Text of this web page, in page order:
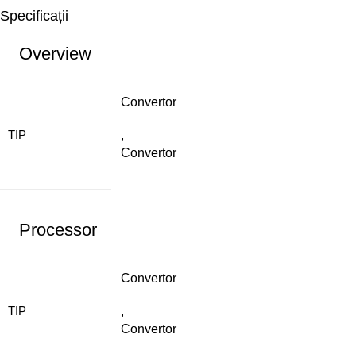
Specificații
Overview
TIP
Convertor
,
Convertor
Processor
TIP
Convertor
,
Convertor